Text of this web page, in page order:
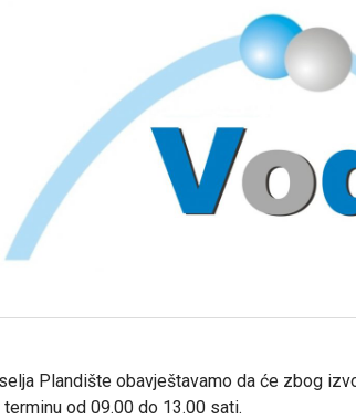
Plandište obavještavamo da će zbog
od 09.00 do 13.00 sati.